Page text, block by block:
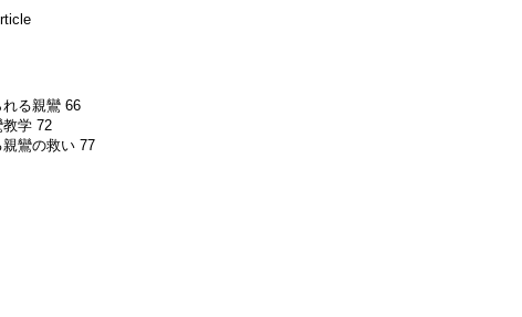
る親鸞 66
学 72
鸞の救い 77